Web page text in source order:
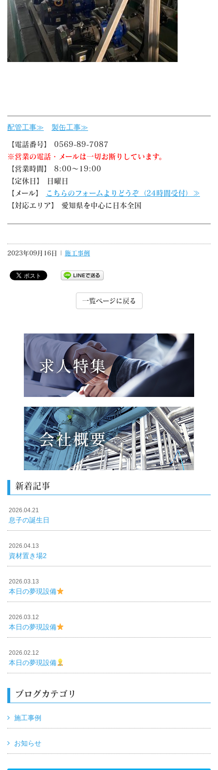
配管工事≫ 製缶工事≫
【電話番号】 0569-89-7087
※営業の電話・メールは一切お断りしています。
【営業時間】 8:00～19:00
【定休日】 日曜日
【メール】
こちらのフォームよりどうぞ（24時間受付）≫
【対応エリア】 愛知県を中心に日本全国
2023年09月16日 | 施工事例
一覧ページに戻る
新着記事
2026.04.21
息子の誕生日
2026.04.13
資材置き場2
2026.03.13
本日の夢現設備
2026.03.12
本日の夢現設備
2026.02.12
本日の夢現設備
ブログカテゴリ
施工事例
お知らせ